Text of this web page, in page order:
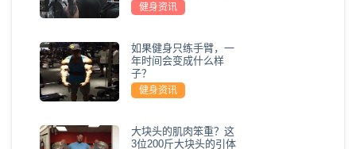
健身资讯
如果健身只练手臂，一
年时间会变成什么样
子？
健身资讯
大块头的肌肉笨重？这
3位200斤大块头的引体